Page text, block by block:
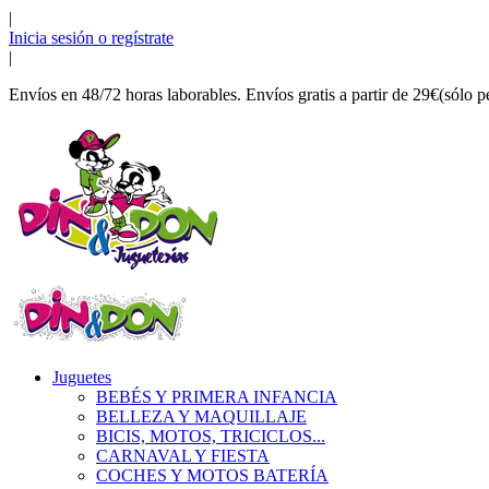
|
Inicia sesión o regístrate
|
Envíos en 48/72 horas laborables. Envíos gratis a partir de 29€(sólo
Juguetes
BEBÉS Y PRIMERA INFANCIA
BELLEZA Y MAQUILLAJE
BICIS, MOTOS, TRICICLOS...
CARNAVAL Y FIESTA
COCHES Y MOTOS BATERÍA